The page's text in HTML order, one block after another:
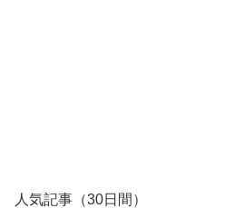
人気記事（30日間）